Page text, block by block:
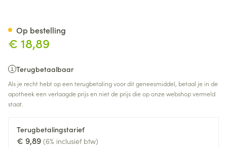
€ 18,89
Terugbetaalbaar
Als je recht hebt op een terugbetaling voor dit geneesmiddel, betaal je in de
apotheek een verlaagde prijs en niet de prijs die op onze webshop vermeld
staat.
Terugbetalingstarief
€ 9,89 (6% inclusief btw)
Op bestelling